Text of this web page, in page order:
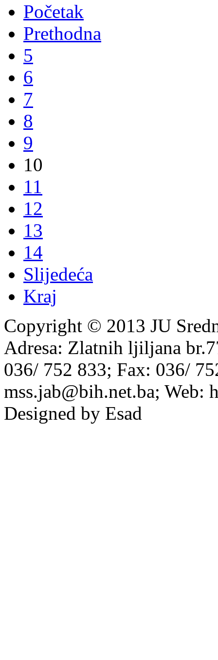
Početak
Prethodna
5
6
7
8
9
10
11
12
13
14
Slijedeća
Kraj
Copyright © 2013 JU
Adresa: Zlatnih ljiljana
036/ 752 833; Fax: 036/
mss.jab@bih.net.ba; Web:
Designed by Esad